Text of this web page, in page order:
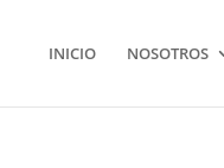
INICIO NOSOTROS